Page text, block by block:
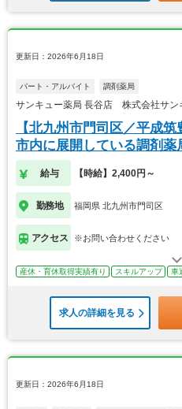
更新日：2026年6月18日
パート・アルバイト 調剤薬局
サンキュー薬局 長谷店 株式会社サン
【北九州市門司区／平成
市内に展開している調剤
給与 【時給】2,400円～
勤務地 福岡県 北九州市門司区
アクセス ※お問い合わせください
産休・育休取得実績有り スキルアップ 車
求人の詳細を見る
更新日：2026年6月18日